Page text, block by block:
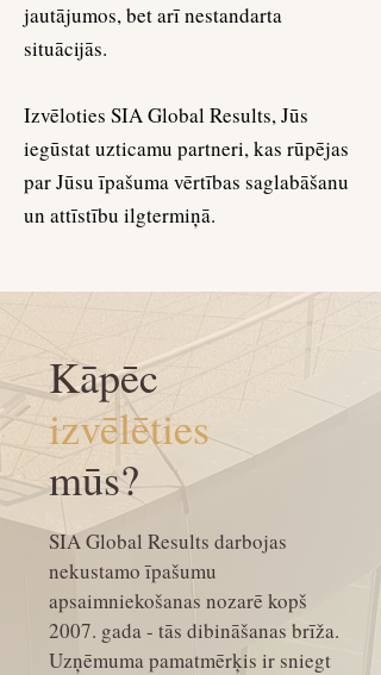
jautājumos, bet arī nestandarta
situācijās.
Izvēloties SIA Global Results, Jūs
iegūstat uzticamu partneri, kas rūpējas
par Jūsu īpašuma vērtības saglabāšanu
un attīstību ilgtermiņā.
Kāpēc
izvēlēties
mūs?
SIA Global Results darbojas
nekustamo īpašumu
apsaimniekošanas nozarē kopš
2007. gada - tās dibināšanas brīža.
Uzņēmuma pamatmērķis ir sniegt